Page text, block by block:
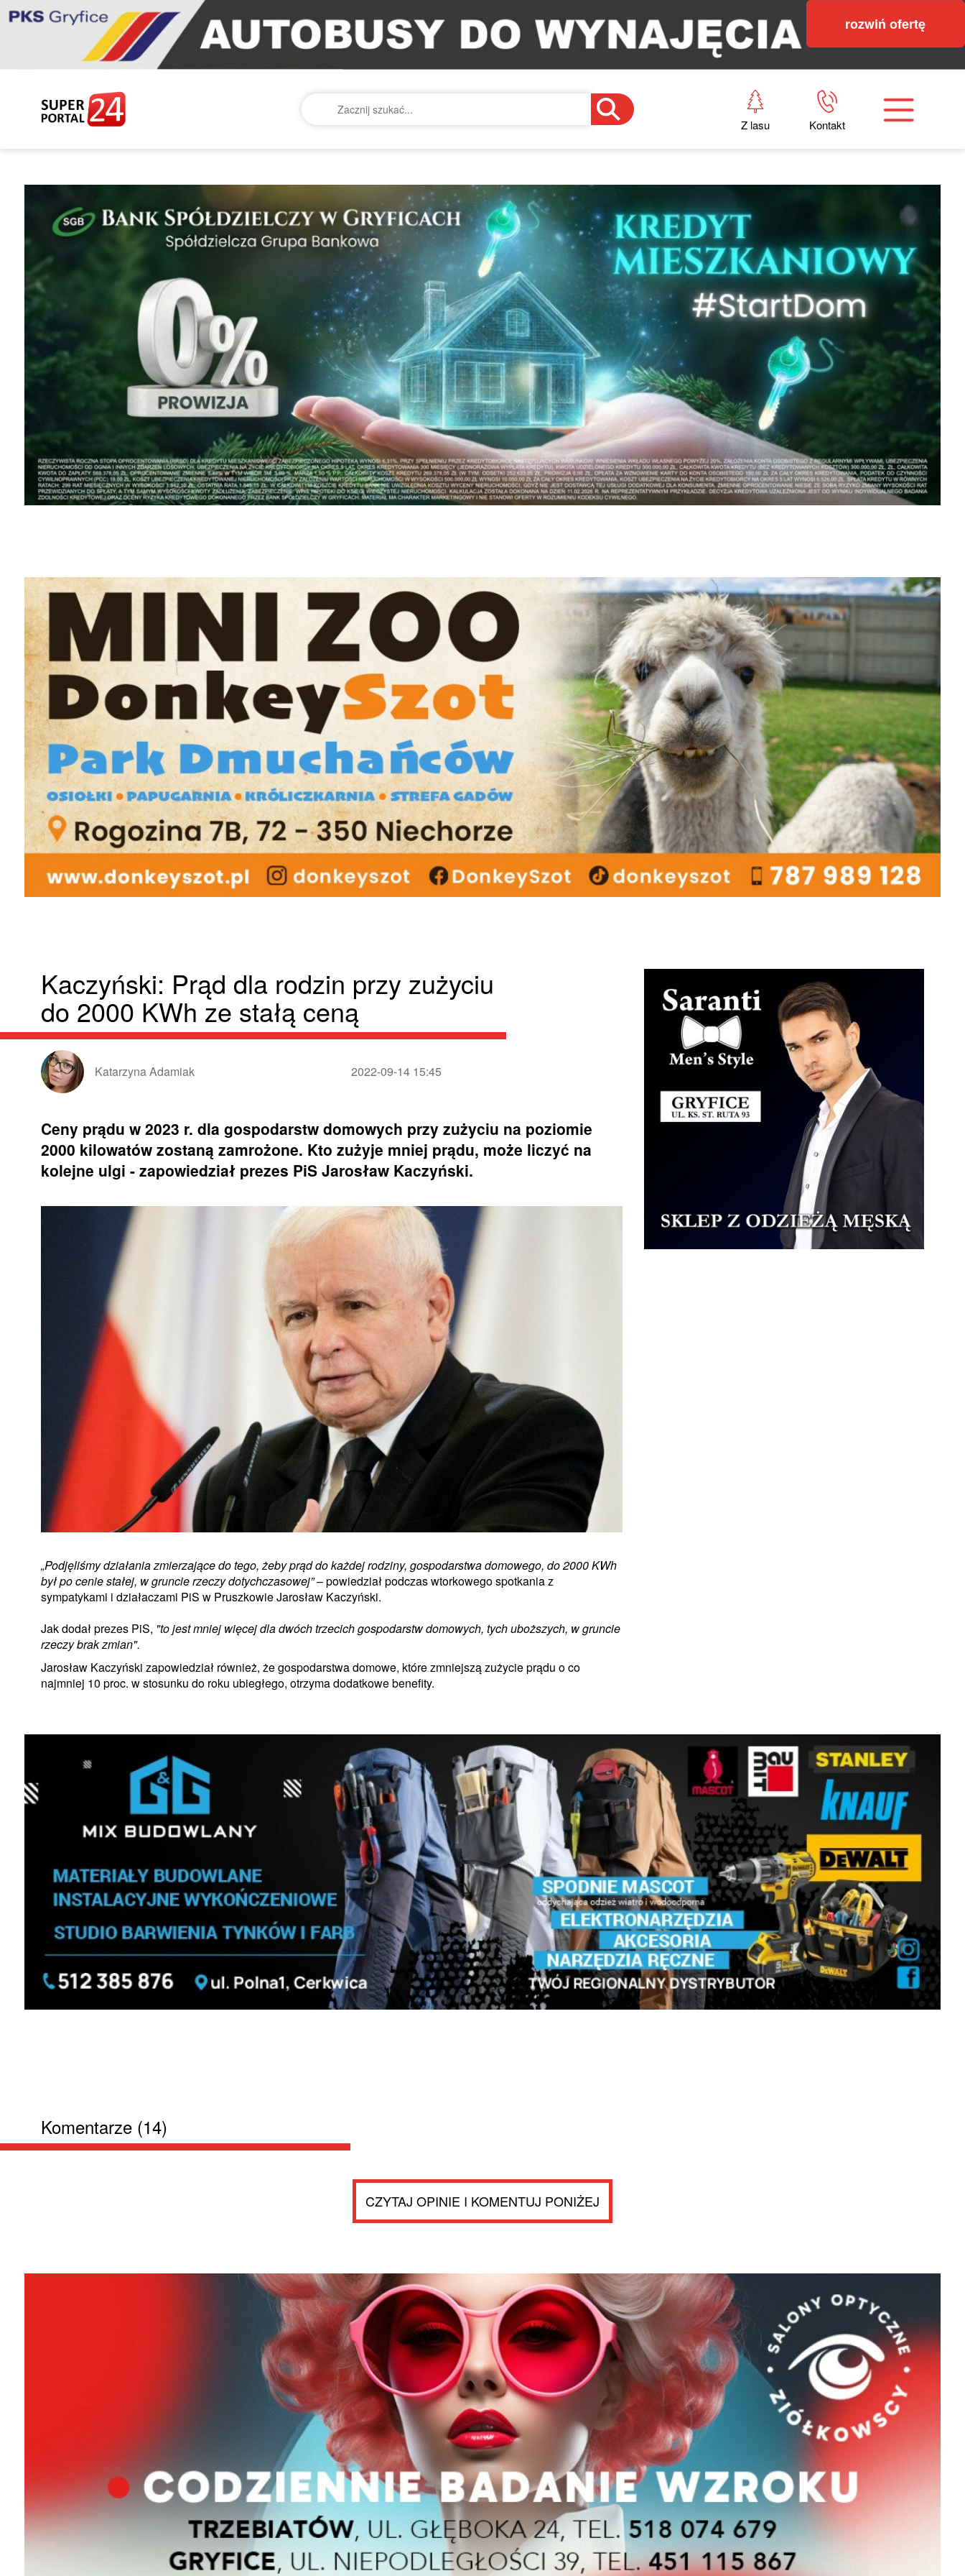
rozwiń ofertę
Z lasu Kontakt
Kaczyński: Prąd dla rodzin przy zużyciu
do 2000 KWh ze stałą ceną
Katarzyna Adamiak 2022-09-14 15:45
Ceny prądu w 2023 r. dla gospodarstw domowych przy zużyciu na poziomie
2000 kilowatów zostaną zamrożone. Kto zużyje mniej prądu, może liczyć na
kolejne ulgi - zapowiedział prezes PiS Jarosław Kaczyński.
„Podjęliśmy działania zmierzające do tego, żeby prąd do każdej rodziny, gospodarstwa domowego, do 2000 KWh
był po cenie stałej, w gruncie rzeczy dotychczasowej”– powiedział podczas wtorkowego spotkania z
sympatykami i działaczami PiS w Pruszkowie Jarosław Kaczyński.
Jak dodał prezes PiS, "to jest mniej więcej dla dwóch trzecich gospodarstw domowych, tych uboższych, w gruncie
rzeczy brak zmian".
Jarosław Kaczyński zapowiedział również, że gospodarstwa domowe, które zmniejszą zużycie prądu o co
najmniej 10 proc. w stosunku do roku ubiegłego, otrzyma dodatkowe benefity.
Komentarze (14)
CZYTAJ OPINIE I KOMENTUJ PONIŻEJ